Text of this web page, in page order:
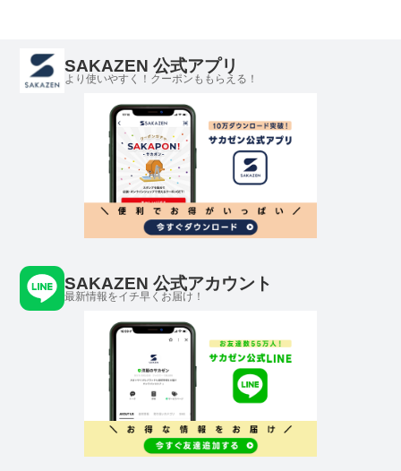
SAKAZEN 公式アプリ
より使いやすく！クーポンももらえる！
SAKAZEN 公式アカウント
最新情報をイチ早くお届け！